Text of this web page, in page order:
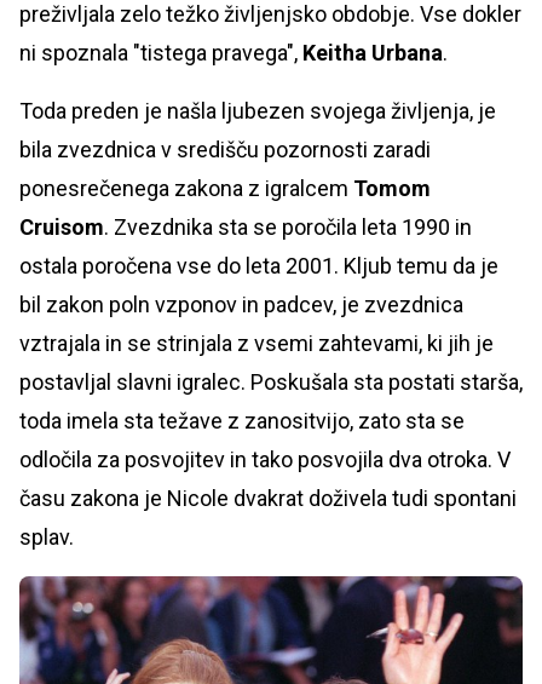
preživljala zelo težko življenjsko obdobje. Vse dokler
ni spoznala "tistega pravega", Keitha Urbana.
Toda preden je našla ljubezen svojega življenja, je
bila zvezdnica v središču pozornosti zaradi
ponesrečenega zakona z igralcem Tomom
Cruisom. Zvezdnika sta se poročila leta 1990 in
ostala poročena vse do leta 2001. Kljub temu da je
bil zakon poln vzponov in padcev, je zvezdnica
vztrajala in se strinjala z vsemi zahtevami, ki jih je
postavljal slavni igralec. Poskušala sta postati starša,
toda imela sta težave z zanositvijo, zato sta se
odločila za posvojitev in tako posvojila dva otroka. V
času zakona je Nicole dvakrat doživela tudi spontani
splav.